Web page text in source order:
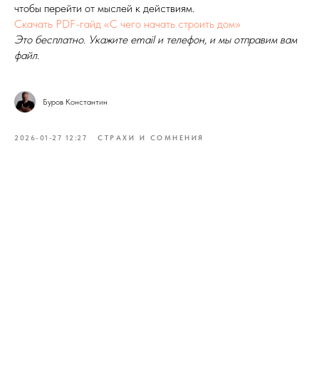
чтобы перейти от мыслей к действиям.
Скачать PDF-гайд «С чего начать строить дом»
Это бесплатно. Укажите email и телефон, и мы отправим вам
файл.
Буров Константин
2026-01-27 12:27 СТРАХИ И СОМНЕНИЯ